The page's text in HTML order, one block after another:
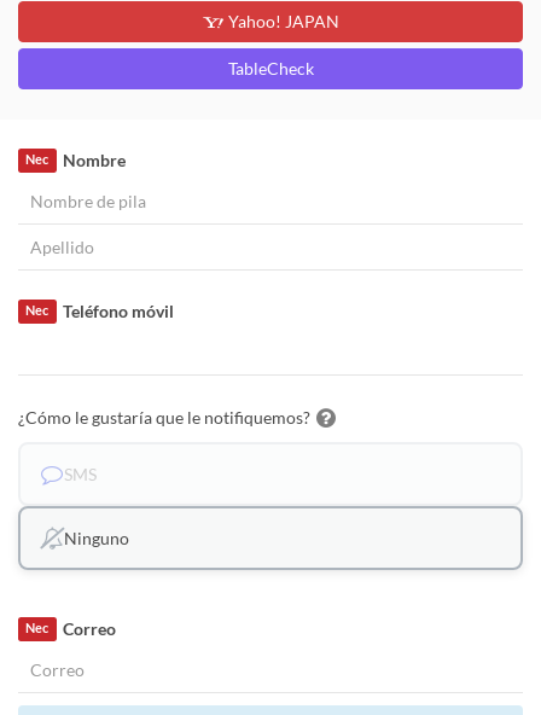
Yahoo! JAPAN
TableCheck
Nombre
Nec
Teléfono móvil
Nec
¿Cómo le gustaría que le notifiquemos?
SMS
Ninguno
Correo
Nec